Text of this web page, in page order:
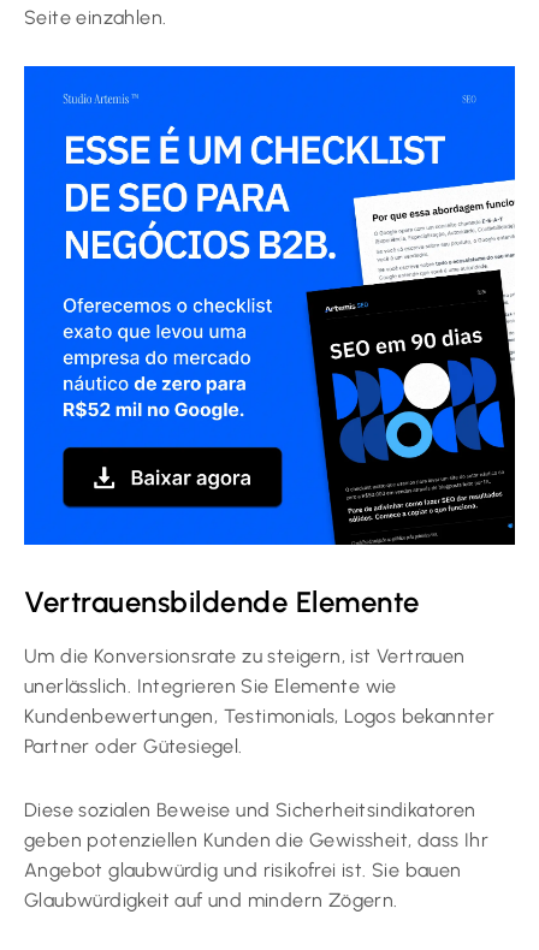
Seite einzahlen.
Vertrauensbildende Elemente
Um die Konversionsrate zu steigern, ist Vertrauen
unerlässlich. Integrieren Sie Elemente wie
Kundenbewertungen, Testimonials, Logos bekannter
Partner oder Gütesiegel.
Diese sozialen Beweise und Sicherheitsindikatoren
geben potenziellen Kunden die Gewissheit, dass Ihr
Angebot glaubwürdig und risikofrei ist. Sie bauen
Glaubwürdigkeit auf und mindern Zögern.